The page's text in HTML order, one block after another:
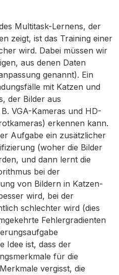
Multitask-Lernens, der
zeigt, ist das Training einer
wird. Dabei müssen wir
aus denen Daten
genannt). Ein
mit Katzen und
der Bilder aus
VGA-Kameras und HD-
erkennen kann.
Aufgabe ein zusätzlicher
(woher die Bilder
und dann lernt die
bei der
von Bildern in Katzen-
wird, bei der
schlechter wird (dies
Fehlergradienten
Idee ist, dass der
für die
vergisst, die